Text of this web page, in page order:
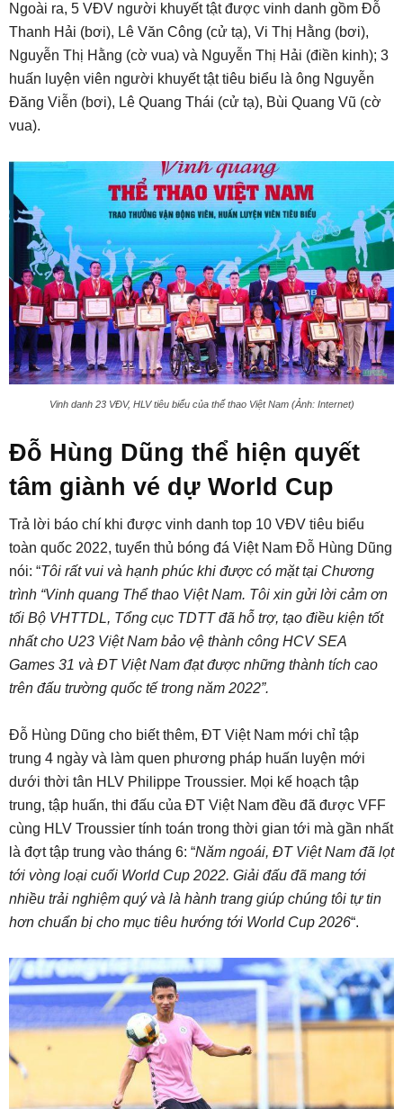
Ngoài ra, 5 VĐV người khuyết tật được vinh danh gồm Đỗ
Thanh Hải (bơi), Lê Văn Công (cử tạ), Vi Thị Hằng (bơi),
Nguyễn Thị Hằng (cờ vua) và Nguyễn Thị Hải (điền kinh); 3
huấn luyện viên người khuyết tật tiêu biểu là ông Nguyễn
Đăng Viễn (bơi), Lê Quang Thái (cử tạ), Bùi Quang Vũ (cờ
vua).
Vinh danh 23 VĐV, HLV tiêu biểu của thể thao Việt Nam (Ảnh: Internet)
Đỗ Hùng Dũng thể hiện quyết
tâm giành vé dự World Cup
Trả lời báo chí khi được vinh danh top 10 VĐV tiêu biểu
toàn quốc 2022, tuyển thủ bóng đá Việt Nam Đỗ Hùng Dũng
nói: “Tôi rất vui và hạnh phúc khi được có mặt tại Chương
trình “Vinh quang Thể thao Việt Nam. Tôi xin gửi lời cảm ơn
tối Bộ VHTTDL, Tổng cục TDTT đã hỗ trợ, tạo điều kiện tốt
nhất cho U23 Việt Nam bảo vệ thành công HCV SEA
Games 31 và ĐT Việt Nam đạt được những thành tích cao
trên đấu trường quốc tế trong năm 2022”.
Đỗ Hùng Dũng cho biết thêm, ĐT Việt Nam mới chỉ tập
trung 4 ngày và làm quen phương pháp huấn luyện mới
dưới thời tân HLV Philippe Troussier. Mọi kế hoạch tập
trung, tập huấn, thi đấu của ĐT Việt Nam đều đã được VFF
cùng HLV Troussier tính toán trong thời gian tới mà gần nhất
là đợt tập trung vào tháng 6: “Năm ngoái, ĐT Việt Nam đã lọt
tới vòng loại cuối World Cup 2022. Giải đấu đã mang tới
nhiều trải nghiệm quý và là hành trang giúp chúng tôi tự tin
hơn chuẩn bị cho mục tiêu hướng tới World Cup 2026“.